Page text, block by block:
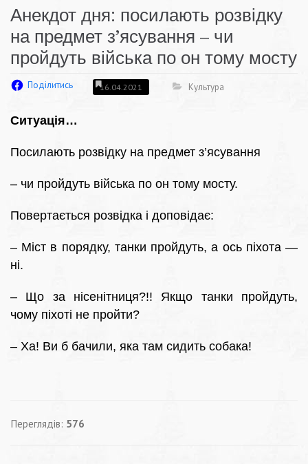
Анекдот дня: посилають розвідку
на предмет з’ясування – чи
пройдуть війська по он тому мосту
Поділитись 16.04.2021 Культура
Ситуація…
Посилають розвідку на предмет з’ясування
– чи пройдуть війська по он тому мосту.
Повертається розвідка і доповідає:
– Міст в порядку, танки пройдуть, а ось піхота —
ні.
– Що за нісенітниця?!! Якщо танки пройдуть,
чому піхоті не пройти?
– Ха! Ви б бачили, яка там сидить собака!
Переглядів: 576